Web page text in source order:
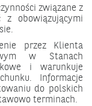
związane z
z obowiązującymi
przez Klienta
w Stanach
i warunkuje
Informacje
do polskich
terminach.